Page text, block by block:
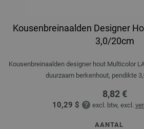
Kousenbreinaalden Designer
3,0/20cm
Kousenbreinaalden designer hout Multicolor
duurzaam berkenhout, pendikte
8,82 €
10,29 $ excl. btw, excl.
AANTAL